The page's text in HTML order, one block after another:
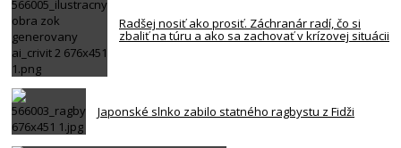
Radšej nosiť ako prosiť. Záchranár radí, čo si
zbaliť na túru a ako sa zachovať v krízovej situácii
Japonské slnko zabilo statného ragbystu z Fidži